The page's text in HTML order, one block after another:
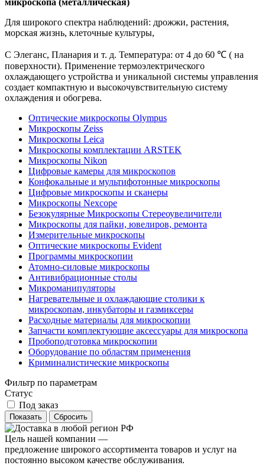
Для широкого спектра наблюдений: дрожжи, растения,
морская жизнь, клеточные культуры,
C Элеганс, Планария и т. д. Температура: от 4 до 60 ℃ ( на
поверхности). Применение термоэлектрического
охлаждающего устройства и уникальной системы управления
создает компактную и высокочувствительную систему
охлаждения и обогрева.
Оптические микроскопы Olympus
Микроскопы Zeiss
Микроскопы Leica
Микроскопы комплектации ARSTEK
Микроскопы Nikon
Цифровые камеры для микроскопов
Конфокальные и мультифотонные микроскопы
Цифровые микроскопы и сканеры
Микроскопы Nexcope
Безокулярные Микроскопы Стереоувеличители
Микроскопы для пайки, ювелиров, ремонта
Измерительные микроскопы
Оптические микроскопы Evident
Программы микроскопии
Атомно-силовые микроскопы
Антивибрационные столы
Микроманипуляторы
Нагревательные и охлаждающие столики к
микроскопам, инкубаторы и газмиксеры
Расходные материалы для микроскопии
Запчасти комплектующие аксессуары для микроскопа
Пробоподготовка микроскопии
Оборудование по областям применения
Криминалистические микроскопы
Фильтр по параметрам
Статус
Под заказ
Сбросить
Цель нашей компании —
предложение широкого ассортимента товаров и услуг на
постоянно высоком качестве обслуживания.